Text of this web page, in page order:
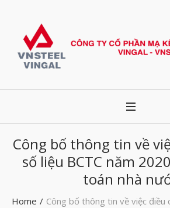
Công bố thông tin về
số liệu BCTC năm
toán nhà
Home / Công bố thông tin về việc điều